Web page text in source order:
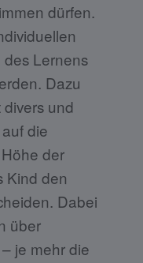
dürfen.
des Lernens
Dazu
und
die
der
Kind den
Dabei
über
je mehr die